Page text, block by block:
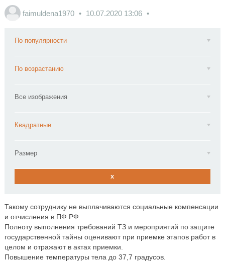
faimuldena1970 10.07.2020 13:06
По популярности
По возрастанию
Все изображения
Квадратные
Размер
x
Такому сотруднику не выплачиваются социальные компенсации
и отчисления в ПФ РФ.
Полноту выполнения требований ТЗ и мероприятий по защите
государственной тайны оценивают при приемке этапов работ в
целом и отражают в актах приемки.
Повышение температуры тела до 37,7 градусов.